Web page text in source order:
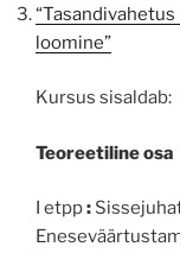
loomine”
Kursus sisaldab:
Teoreetiline osa
I etpp: